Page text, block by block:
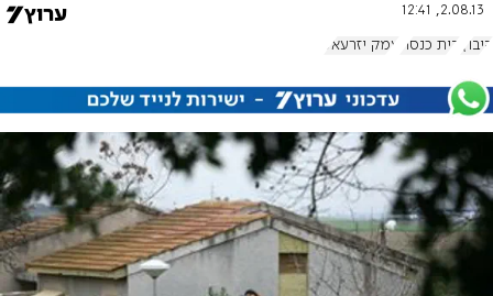
2.08.13, 12:41
קיבוץ בית כנסת עמק יזרעאל